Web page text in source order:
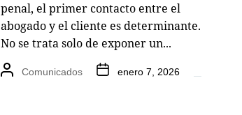
penal, el primer contacto entre el
abogado y el cliente es determinante.
No se trata solo de exponer un...
Comunicados enero 7, 2026